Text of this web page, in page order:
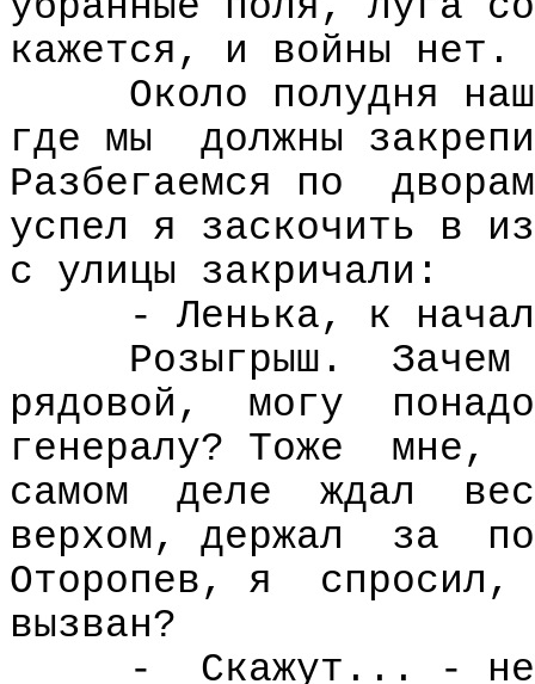
кажется, и войны нет.
Около полудня
где мы
должны
Разбегаемся по
успел я заскочить в
с улицы закричали:
- Ленька, к
Розыгрыш.
Зачем
рядовой,
могу
генералу? Тоже
мне,
самом
деле ждал
верхом, держал
за
Оторопев, я
спросил,
вызван?
-
Скажут... - не